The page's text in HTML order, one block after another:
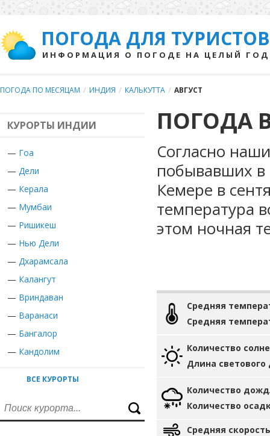
ПОГОДА ДЛЯ ТУРИСТОВ
ИНФОРМАЦИЯ О ПОГОДЕ НА ЦЕЛЫЙ ГОД
ПОГОДА ПО МЕСЯЦАМ / ИНДИЯ / КАЛЬКУТТА / АВГУСТ
КУРОРТЫ ИНДИИ
— Гоа
— Дели
— Керала
— Мумбаи
— Ришикеш
— Нью Дели
— Дхарамсала
— Калангут
— Вриндаван
— Варанаси
— Бангалор
— Кандолим
ВСЕ КУРОРТЫ
ПОГОДА
Согласно
побывавших в
Кемере в
температура
этом ночная
Средняя
Средняя
Количество
Длина светового
Количество
Количество
Средняя